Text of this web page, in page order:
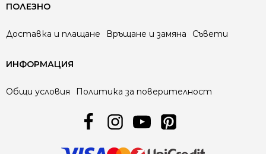
ПОЛЕЗНО
Доставка и плащане Връщане и замяна Съвети
ИНФОРМАЦИЯ
Общи условия Политика за поверителност